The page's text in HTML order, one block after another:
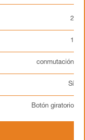
2
1
conmutación
Sí
Botón giratorio